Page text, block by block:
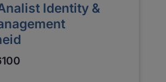
Identity &